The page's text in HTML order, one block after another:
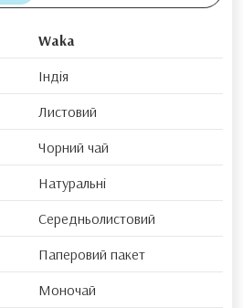
Waka
Індія
Листовий
Чорний чай
Натуральні
Середньолистовий
Паперовий пакет
Моночай